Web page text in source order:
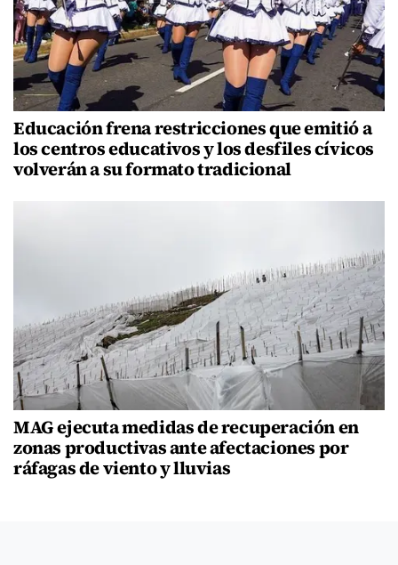
Educación frena restricciones que emitió a
los centros educativos y los desfiles cívicos
volverán a su formato tradicional
MAG ejecuta medidas de recuperación en
zonas productivas ante afectaciones por
ráfagas de viento y lluvias